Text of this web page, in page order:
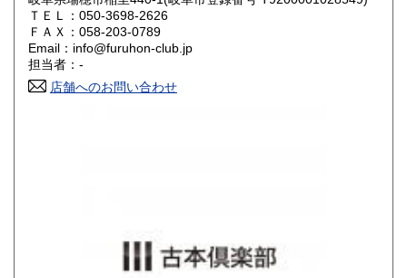
山口県 680円
香川県
680円
ＴＥＬ：050-3698-2626
ＦＡＸ：058-203-0789
Email：info@furuhon-club.jp
担当者：-
店舗へのお問い合わせ